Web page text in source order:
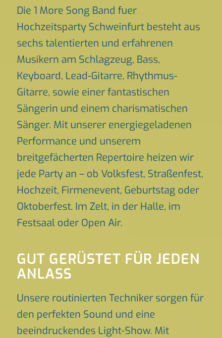
Die 1 More Song Band fuer
Hochzeitsparty Schweinfurt besteht aus
sechs talentierten und erfahrenen
Musikern am Schlagzeug, Bass,
Keyboard, Lead-Gitarre, Rhythmus-
Gitarre, sowie einer fantastischen
Sängerin und einem charismatischen
Sänger. Mit unserer energiegeladenen
Performance und unserem
breitgefächerten Repertoire heizen wir
jede Party an – ob Volksfest, Straßenfest,
Hochzeit, Firmenevent, Geburtstag oder
Oktoberfest. Im Zelt, in der Halle, im
Festsaal oder Open Air.
GUT GERÜSTET FÜR JEDEN
ANLASS
Unsere routinierten Techniker sorgen für
den perfekten Sound und eine
beeindruckendes Light-Show. Mit